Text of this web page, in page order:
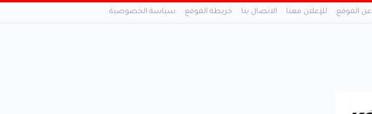
عن الموقع للإعلان معنا الاتصال بنا خريطة الموقع سياسة الخصوصية